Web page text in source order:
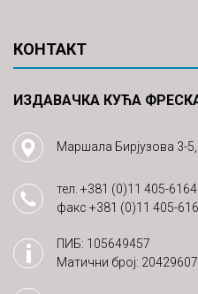
КОНТАКТ
ИЗДАВАЧКА КУЋА
Маршала Бирјузова 3-
тел. +381 (0)11 405-6164
факс +381 (0)11 405-
ПИБ: 105649457
Матични број: 20429607